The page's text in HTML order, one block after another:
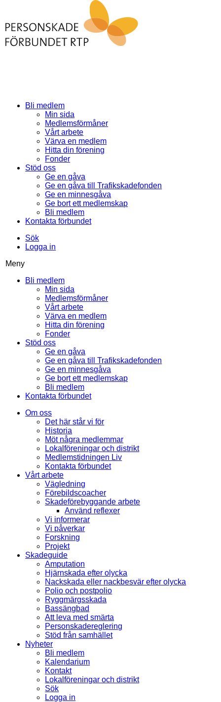
Bli medlem
Min sida
Medlemsförmåner
Vårt arbete
Värva en medlem
Hitta din förening
Fonder
Stöd oss
Ge en gåva
Ge en gåva till Trafikskadefonden
Ge en minnesgåva
Ge bort ett medlemskap
Bli medlem
Kontakta förbundet
Sök
Logga in
Meny
Bli medlem
Min sida
Medlemsförmåner
Vårt arbete
Värva en medlem
Hitta din förening
Fonder
Stöd oss
Ge en gåva
Ge en gåva till Trafikskadefonden
Ge en minnesgåva
Ge bort ett medlemskap
Bli medlem
Kontakta förbundet
Om oss
Det här står vi för
Historia
Möt några medlemmar
Lokalföreningar och distrikt
Medlemstidningen Liv
Kontakta förbundet
Vårt arbete
Vägledning
Förebildscoacher
Skadeförebyggande arbete
Använd reflexer
Vi informerar
Vi påverkar
Forskning
Projekt
Skadeguide
Amputation
Hjärnskada efter olycka
Nackskada eller nackbesvär efter olycka
Polio och postpolio
Ryggmärgsskada
Bassängbad
Att leva med smärta
Personskadereglering
Stöd från samhället
Nyheter
Bli medlem
Kalendarium
Kontakt
Lokalföreningar och distrikt
Sök
Logga in